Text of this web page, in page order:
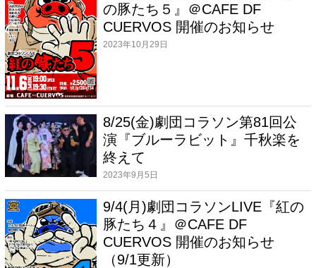
の豚たち５』＠CAFE DF
CUERVOS 開催のお知らせ
2023年10月29日
8/25(金)劇団コラソン第81回公
演『ブルーラビット』千秋楽を
終えて
2023年9月5日
9/4(月)劇団コラソンLIVE『紅の
豚たち４』＠CAFE DF
CUERVOS 開催のお知らせ
（9/1更新）